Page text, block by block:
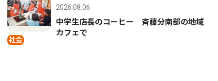
社会
2026.08.06
中学生店長のコーヒー 斉藤分南部の地域
カフェで